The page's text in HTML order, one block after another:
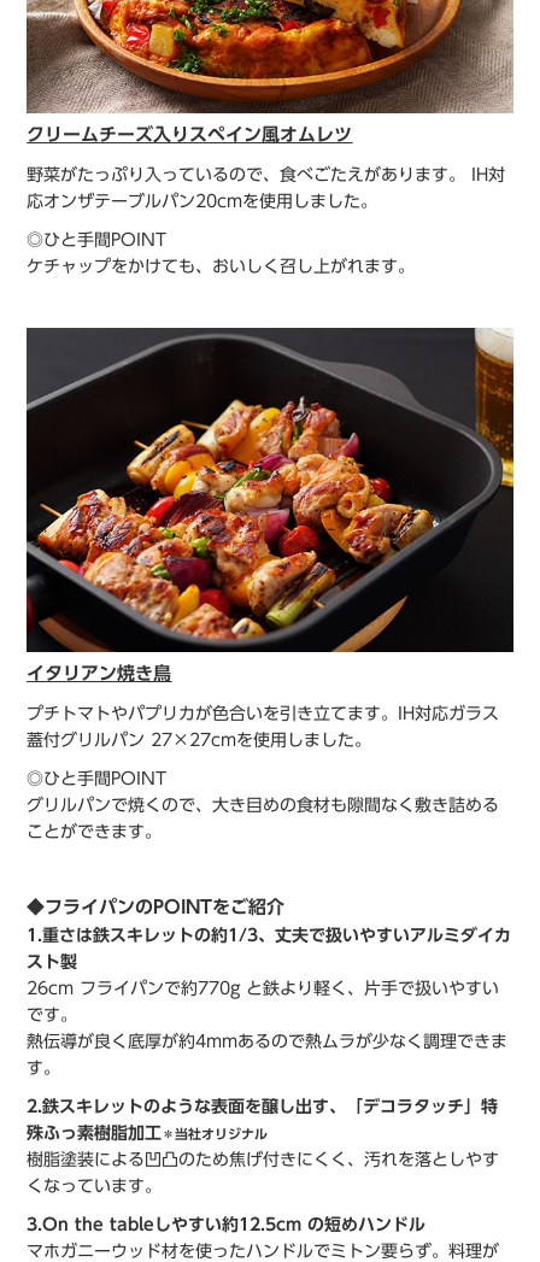
クリームチーズ入りスペイン風オムレツ
野菜がたっぷり入っているので、食べごたえがあります。 IH対
応オンザテーブルパン20cmを使用しました。
◎ひと手間POINT
ケチャップをかけても、おいしく召し上がれます。
イタリアン焼き鳥
プチトマトやパプリカが色合いを引き立てます。IH対応ガラス
蓋付グリルパン 27×27cmを使用しました。
◎ひと手間POINT
グリルパンで焼くので、大き目めの食材も隙間なく敷き詰める
ことができます。
◆フライパンのPOINTをご紹介
1.重さは鉄スキレットの約1/3、丈夫で扱いやすいアルミダイカ
スト製
26cm フライパンで約770g と鉄より軽く、片手で扱いやすい
です。
熱伝導が良く底厚が約4mmあるので熱ムラが少なく調理できま
す。
2.鉄スキレットのような表面を醸し出す、「デコラタッチ」特
殊ふっ素樹脂加工 ＊当社オリジナル
樹脂塗装による凹凸のため焦げ付きにくく、汚れを落としやす
くなっています。
3.On the tableしやすい約12.5cm の短めハンドル
マホガニーウッド材を使ったハンドルでミトン要らず。料理が